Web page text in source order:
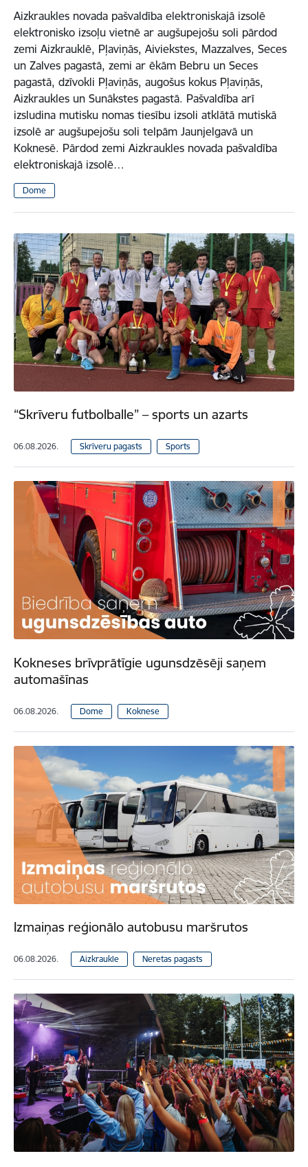
Aizkraukles novada pašvaldība elektroniskajā izsolē
elektronisko izsoļu vietnē ar augšupejošu soli pārdod
zemi Aizkrauklē, Pļaviņās, Aiviekstes, Mazzalves, Seces
un Zalves pagastā, zemi ar ēkām Bebru un Seces
pagastā, dzīvokli Pļaviņās, augošus kokus Pļaviņās,
Aizkraukles un Sunākstes pagastā. Pašvaldība arī
izsludina mutisku nomas tiesību izsoli atklātā mutiskā
izsolē ar augšupejošu soli telpām Jaunjelgavā un
Koknesē. Pārdod zemi Aizkraukles novada pašvaldība
elektroniskajā izsolē…
Dome
“Skrīveru futbolballe” – sports un azarts
06.08.2026. Skrīveru pagasts Sports
Kokneses brīvprātīgie ugunsdzēsēji saņem
automašīnas
06.08.2026. Dome Koknese
Izmaiņas reģionālo autobusu maršrutos
06.08.2026. Aizkraukle Neretas pagasts